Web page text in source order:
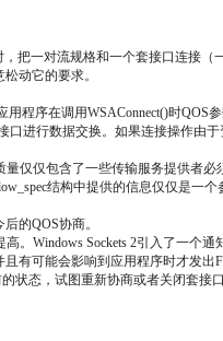
把一对流规格和一个套接口连接
动它的要求。
程序在调用WSAConnect()时QOS
进行数据交换。如果连接操作由
仅仅包含了一些传输服务提供者
结构中提供的信息仅仅是一
的QOS协商。
Windows Sockets 2引入了一个
有可能会影响到应用程序时才发出
状态，试图重新协商或者关闭套接口